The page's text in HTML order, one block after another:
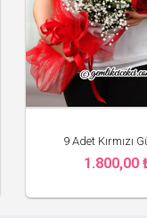
9 Adet Kırmızı
1.800,00
Gemlik